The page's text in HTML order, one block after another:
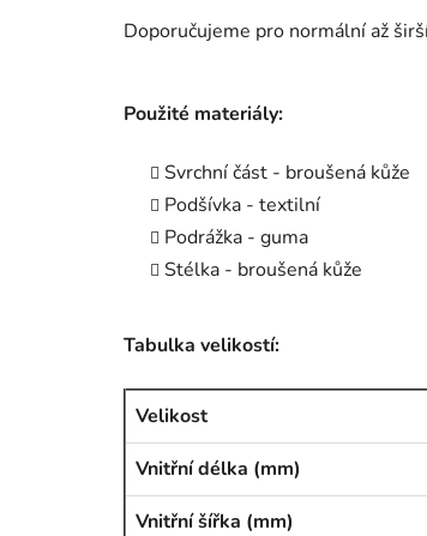
Doporučujeme pro normální až
Použité materiály:
Svrchní část - broušená kůže
Podšívka - textilní
Podrážka - guma
Stélka - broušená kůže
Tabulka velikostí:
Velikost
Vnitřní délka (mm)
Vnitřní šířka (mm)